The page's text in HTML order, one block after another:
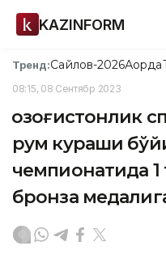
KAZINFORM
Тренд:Сайлов-2026Ақорда
08:15, 08 Сентябр 2023
Қозоғистонлик
рум кураши
чемпионатида 1
бронза